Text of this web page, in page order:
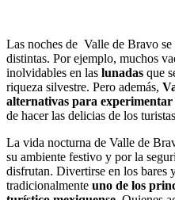
Las noches de Valle de Bravo se
distintas. Por ejemplo, muchos
inolvidables en las lunadas que
riqueza silvestre. Pero además,
alternativas para experimentar
de hacer las delicias de los
La vida nocturna de Valle de
su ambiente festivo y por la
disfrutan. Divertirse en los bares
tradicionalmente uno de los